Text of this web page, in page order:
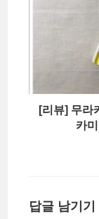
[리뷰] 무라
카
답글 남기기